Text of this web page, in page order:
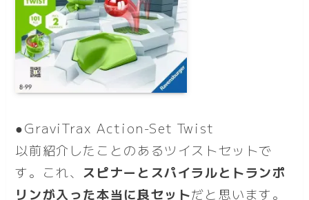
●GraviTrax Action-Set Twist
以前紹介したことのあるツイストセットで
す。これ、 スピナーとスパイラルとトランポ
リンが入った本当に良セットだと思います。